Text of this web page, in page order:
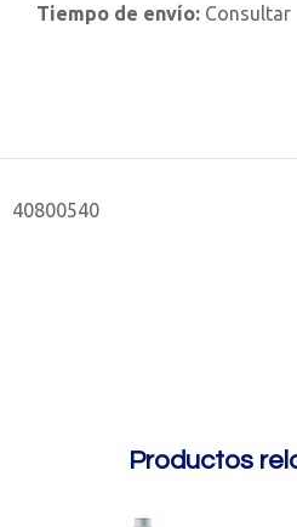
Tiempo de envío: Consultar
40800540
Productos